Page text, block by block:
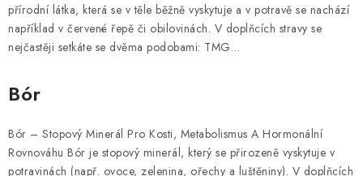
přírodní látka, která se v těle běžně vyskytuje a v potravě se nachází
například v červené řepě či obilovinách. V doplňcích stravy se
nejčastěji setkáte se dvěma podobami: TMG…
Bór
Bór – Stopový Minerál Pro Kosti, Metabolismus A Hormonální
Rovnováhu Bór je stopový minerál, který se přirozeně vyskytuje v
potravinách (např. ovoce, zelenina, ořechy a luštěniny). V doplňcích